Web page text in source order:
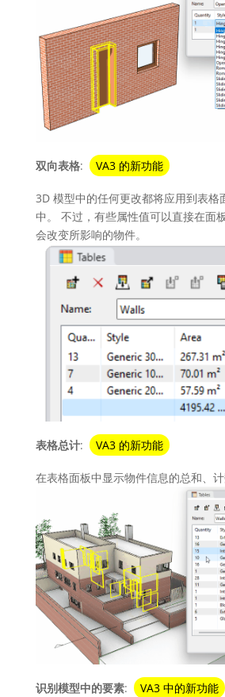
双向表格: VA3 的新功能
3D 模型中的任何更改都将应用到表格
中。 不过，有些属性值可以直接在面
会改变所影响的物件。
表格总计: VA3 的新功能
在表格面板中显示物件信息的总和、计
识别模型中的要素: VA3 中的新功能